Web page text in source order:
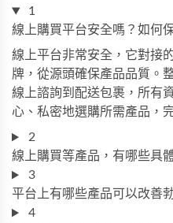
1
線上購買平台安全嗎？如何
線上平台非常安全，它對接
牌，從源頭確保產品品質。
線上諮詢到配送包裹，所有
心、私密地選購所需產品，
2
線上購買等產品，有哪些具
3
平台上有哪些產品可以改善
4